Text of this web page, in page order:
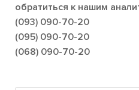
обратиться к нашим
(093) 090-70-20
(095) 090-70-20
(068) 090-70-20